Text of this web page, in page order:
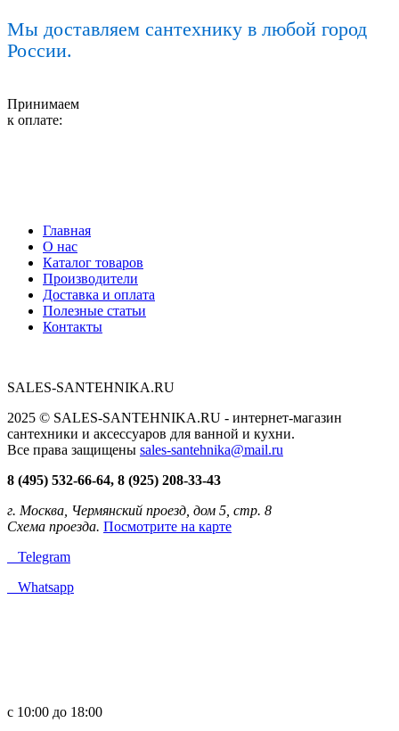
Мы доставляем сантехнику в любой город
России.
Принимаем
к оплате:
Главная
О нас
Каталог товаров
Производители
Доставка и оплата
Полезные статьи
Контакты
SALES-SANTEHNIKA.RU
2025 © SALES-SANTEHNIKA.RU - интернет-магазин
сантехники и аксессуаров для ванной и кухни.
Все права защищены sales-santehnika@mail.ru
8 (495) 532-66-64, 8 (925) 208-33-43
г. Москва, Чермянский проезд, дом 5, стр. 8
Схема проезда. Посмотрите на карте
Telegram
Whatsapp
с 10:00 до 18:00